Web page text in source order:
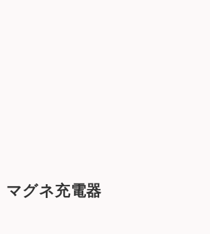
マグネ充電器